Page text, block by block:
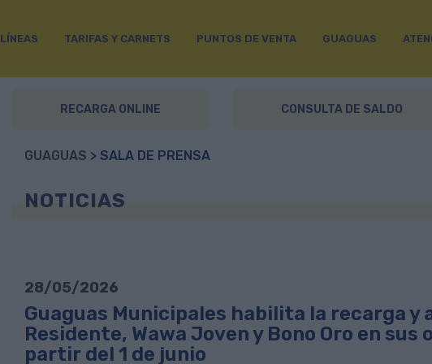
LÍNEAS TARIFAS Y CARNETS PUNTOS DE VENTA GUAGUAS
RECARGA ONLINE CONSULTA DE SALDO
GUAGUAS > SALA DE PRENSA
NOTICIAS
28/05/2026
Guaguas Municipales habilita la recarga y
Residente, Wawa Joven y Bono Oro en
partir del 1 de junio